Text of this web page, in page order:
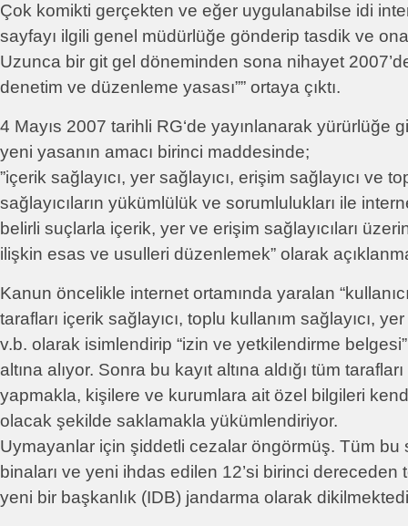
Çok komikti gerçekten ve eğer uygulanabilse idi
sayfayı ilgili genel müdürlüğe gönderip tasdik ve
Uzunca bir git gel döneminden sona nihayet
denetim ve düzenleme yasası”” ortaya çıktı.
4 Mayıs 2007 tarihli RG‘de yayınlanarak yürürlüğe
yeni yasanın amacı birinci maddesinde;
”içerik sağlayıcı, yer sağlayıcı, erişim sağlayıcı ve
sağlayıcıların yükümlülük ve sorumlulukları ile
belirli suçlarla içerik, yer ve erişim sağlayıcıları
ilişkin esas ve usulleri düzenlemek­” olarak
Kanun öncelikle internet ortamında yaralan
tarafları içerik sağlayıcı, toplu kullanım sağlayıcı,
v.b. olarak isimlendirip “izin ve yetkilendirme
altına alıyor. Sonra bu kayıt altına aldığı tüm
yapmakla, kişilere ve kurumlara ait özel bilgileri
olacak şekilde saklamakla yükümlendiriyor.
Uymayanlar için şiddetli cezalar öngörmüş. Tüm bu
binaları ve yeni ihdas edilen 12’si birinci
yeni bir başkanlık (IDB) jandarma olarak